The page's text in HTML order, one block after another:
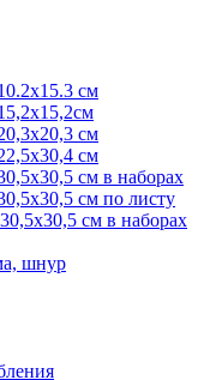
см
см
см
см в наборах
см по листу
см в наборах
шнур